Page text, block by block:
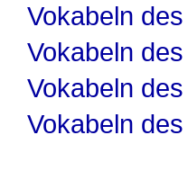
Vokabeln
Vokabeln
Vokabeln
Vokabeln